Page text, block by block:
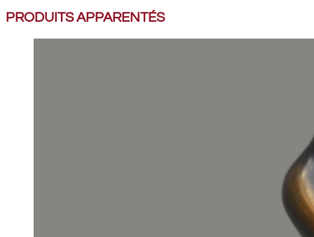
PRODUITS APPARENTÉS